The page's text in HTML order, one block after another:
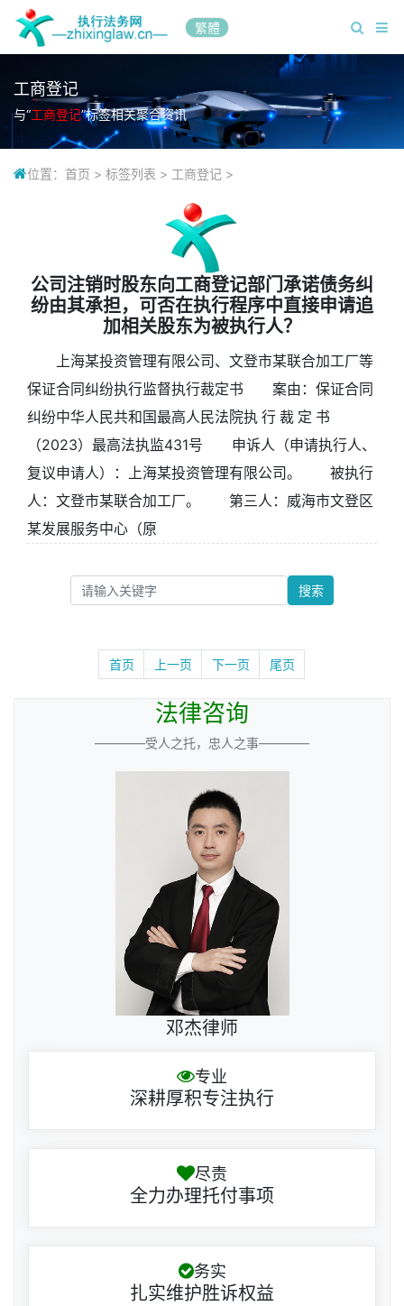
繁體
工商登记
与“工商登记”标签相关聚合资讯
位置： 首页 > 标签列表 > 工商登记 >
公司注销时股东向工商登记部门承诺债务纠
纷由其承担，可否在执行程序中直接申请追
加相关股东为被执行人？
上海某投资管理有限公司、文登市某联合加工厂等
保证合同纠纷执行监督执行裁定书 案由：保证合同
纠纷中华人民共和国最高人民法院执 行 裁 定 书
（2023）最高法执监431号 申诉人（申请执行人、
复议申请人）：上海某投资管理有限公司。 被执行
人：文登市某联合加工厂。 第三人：威海市文登区
某发展服务中心（原
搜索
首页 上一页 下一页 尾页
法律咨询
————受人之托，忠人之事————
邓杰律师
专业
深耕厚积专注执行
尽责
全力办理托付事项
务实
扎实维护胜诉权益